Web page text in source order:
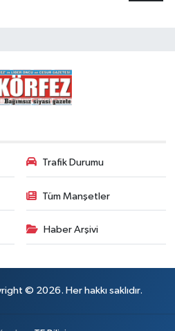
Trafik Durumu
Tüm Manşetler
Haber Arşivi
© 2026. Her hakkı saklıdır.